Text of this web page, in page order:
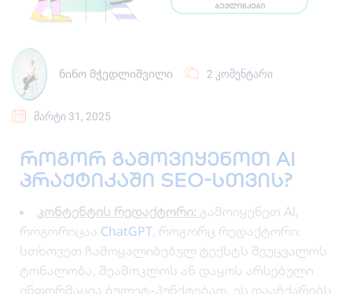
ᲜᲘᲜᲝ ᲛᲭᲔᲓᲚᲘᲨᲕᲘᲚᲘ 2 ᲙᲝᲛᲔᲜᲢᲐᲠᲘ
ᲛᲐᲠᲢᲘ 31, 2025
როგორ გამოვიყენოთ AI
პრაქტიკაში SEO-სთვის?
კონტენტის რედაქტორი: გამოიყენეთ AI,
როგორიცაა ChatGPT, როგორც რედაქტორი:
სთხოვეთ ჩამოყალიბებულ ტექსტს შეუცვალოს
ტონალობა, შეამოკლოს ან დაყოს არსებული
ინფორმაცია ბულეტ-პუნქტებად. ეს დააჩქარებს